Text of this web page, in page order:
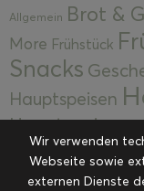
Allgemein Brot &
More Frühstück
Snacks
Hauptspeisen
Hauptspeisen
Kuchen,
Desserts Kulinarik
Wir verwenden
Webseite sowie
externen Dienste